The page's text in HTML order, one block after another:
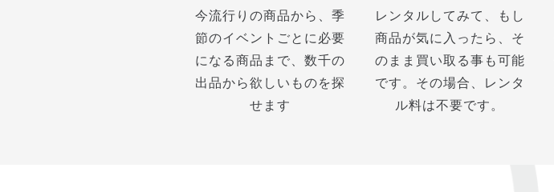
今流行りの商品から、季
節のイベントごとに必要
になる商品まで、数千の
出品から欲しいものを探
せます
レンタルしてみて、もし
商品が気に入ったら、そ
のまま買い取る事も可能
です。その場合、レンタ
ル料は不要です。